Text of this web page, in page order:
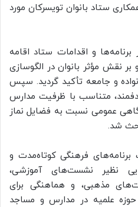
ستاد بانوان تویسرکان مورد
و اقدامات ستاد اقامه
بر نقش مؤثر بانوان در الگوسازی
و جامعه تأکید گردید. سپس
متناسب با ظرفیت مدارس
عمومی نسبت به فضایل نماز
شد.
فرهنگی کوتاه‌مدت و
نظیر نشست‌های آموزشی،
مذهبی، و هماهنگی برای
علمیه در مدارس و مساجد